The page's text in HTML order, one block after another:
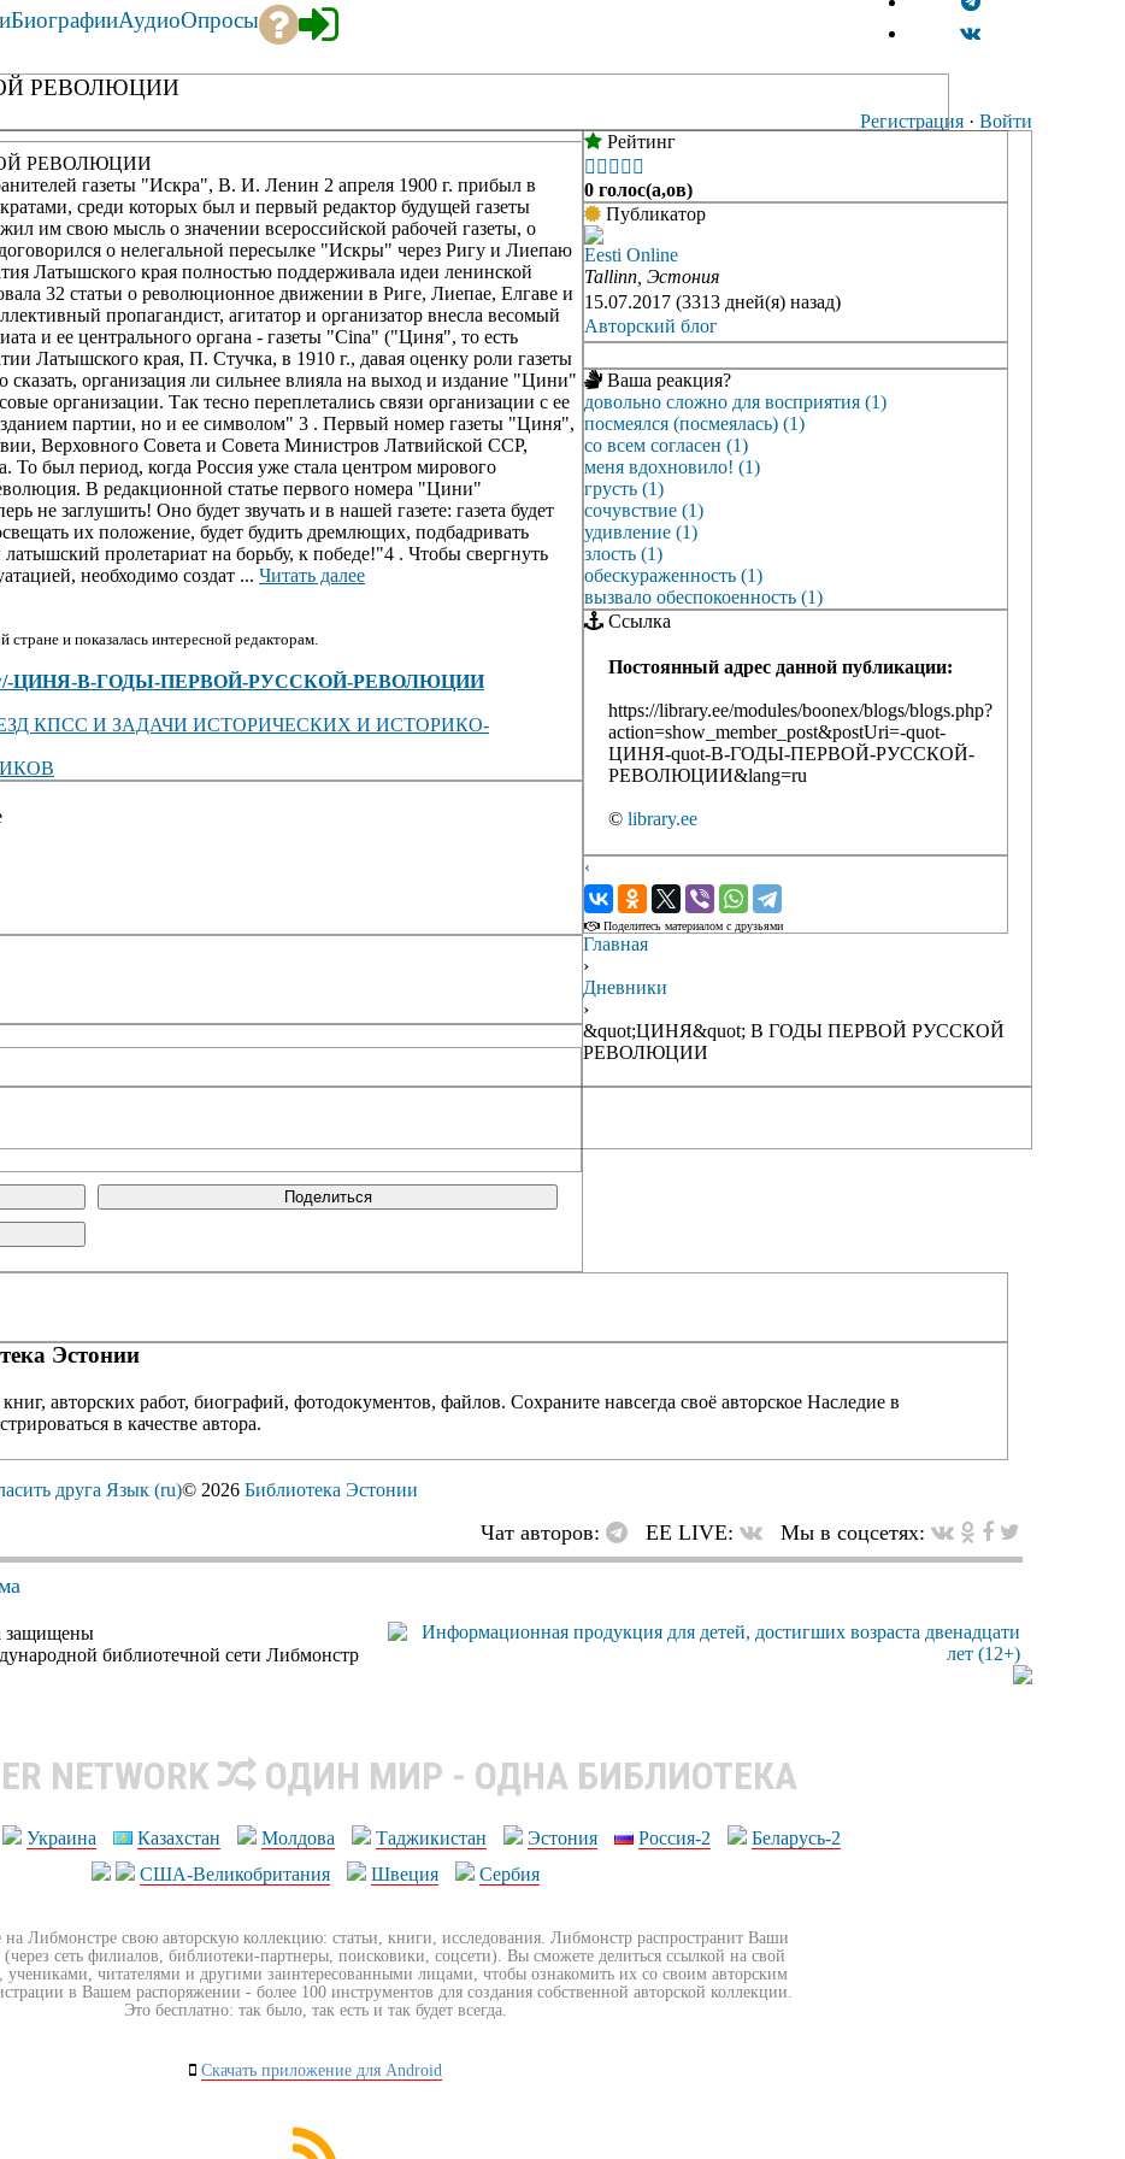
Регистрация · Войти
БиографииАудиоОпросы
РЕВОЛЮЦИИ
РЕВОЛЮЦИИ
газеты "Искра", В. И. Ленин 2 апреля 1900 г. прибыл в
среди которых был и первый редактор будущей газеты
им свою мысль о значении всероссийской рабочей газеты, о
о нелегальной пересылке "Искры" через Ригу и Лиепаю
Латышского края полностью поддерживала идеи ленинской
32 статьи о революционное движении в Риге, Лиепае, Елгаве и
пропагандист, агитатор и организатор внесла весомый
и ее центрального органа - газеты "Cina" ("Циня", то есть
Латышского края, П. Стучка, в 1910 г., давая оценку роли газеты
организация ли сильнее влияла на выход и издание "Цини"
организации. Так тесно переплетались связи организации с ее
партии, но и ее символом" 3 . Первый номер газеты "Циня",
Верховного Совета и Совета Министров Латвийской ССР,
То был период, когда Россия уже стала центром мирового
В редакционной статье первого номера "Цини"
не заглушить! Оно будет звучать и в нашей газете: газета будет
их положение, будет будить дремлющих, подбадривать
латышский пролетариат на борьбу, к победе!"4 . Чтобы свергнуть
необходимо создат ... Читать далее
и показалась интересной редакторам.
ЦИНЯ-В-ГОДЫ-ПЕРВОЙ-РУССКОЙ-РЕВОЛЮЦИИ
КПСС И ЗАДАЧИ ИСТОРИЧЕСКИХ И ИСТОРИКО-
Поделиться
Рейтинг
    
0 голос(а,ов)
Публикатор
Eesti Online
Tallinn, Эстония
15.07.2017 (3313 дней(я) назад)
Авторский блог
Ваша реакция?
довольно сложно для восприятия (1)
посмеялся (посмеялась) (1)
со всем согласен (1)
меня вдохновило! (1)
грусть (1)
сочувствие (1)
удивление (1)
злость (1)
обескураженность (1)
вызвало обеспокоенность (1)
Ссылка
Постоянный адрес данной публикации:
https://library.ee/modules/boonex/blogs/blogs.php?
action=show_member_post&postUri=-quot-
ЦИНЯ-quot-В-ГОДЫ-ПЕРВОЙ-РУССКОЙ-
РЕВОЛЮЦИИ&lang=ru
© library.ee
‹
›
Поделитесь материалом с друзьями
Эстонии
авторских работ, биографий, фотодокументов, файлов. Сохраните навсегда своё авторское Наследие в
в качестве автора.
Главная
›
Дневники
›
&quot;ЦИНЯ&quot; В ГОДЫ ПЕРВОЙ РУССКОЙ
РЕВОЛЮЦИИ
друга Язык (ru)© 2026 Библиотека Эстонии
Чат авторов: EE LIVE: Мы в соцсетях:
защищены
библиотечной сети Либмонстр
NETWORK ОДИН МИР - ОДНА БИБЛИОТЕКА
Украина Казахстан Молдова Таджикистан Эстония Россия-2
Беларусь-2
США-Великобритания
Швеция Сербия
на Либмонстре свою авторскую коллекцию: статьи, книги, исследования. Либмонстр распространит Ваши
сеть филиалов, библиотеки-партнеры, поисковики, соцсети). Вы сможете делиться ссылкой на свой
учениками, читателями и другими заинтересованными лицами, чтобы ознакомить их со своим авторским
в Вашем распоряжении - более 100 инструментов для создания собственной авторской коллекции.
Это бесплатно: так было, так есть и так будет всегда.
Скачать приложение для Android